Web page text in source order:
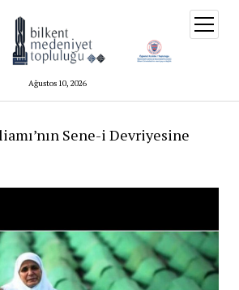
Ağustos 10, 2026
aç
Sene-i Devriyesine